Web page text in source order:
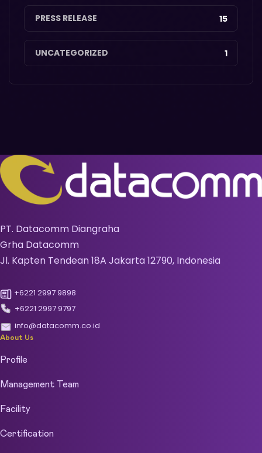
PRESS RELEASE 15
UNCATEGORIZED 1
PT. Datacomm Diangraha
Grha Datacomm
Jl. Kapten Tendean 18A Jakarta 12790, Indonesia
+6221 2997 9898
+6221 2997 9797
info@datacomm.co.id
About Us
Profile
Management Team
Facility
Certification